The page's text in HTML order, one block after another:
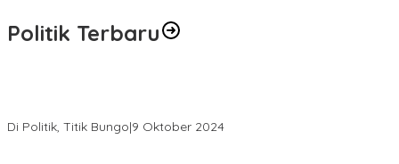
Politik Terbaru
Di Politik, Titik Bungo|9 Oktober 2024